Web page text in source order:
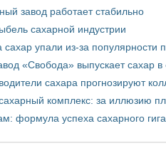
завод работает стабильно
сахарной индустрии
упали из-за популярности
«Свобода» выпускает сахар в
сахара прогнозируют
комплекс: за иллюзию
формула успеха сахарного